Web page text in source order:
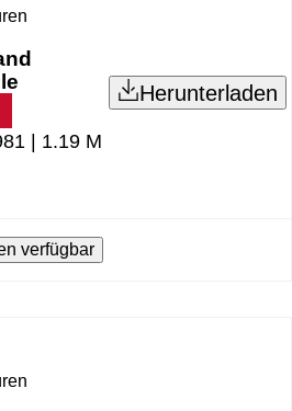
| 1.19 M
Herunterladen
verfügbar